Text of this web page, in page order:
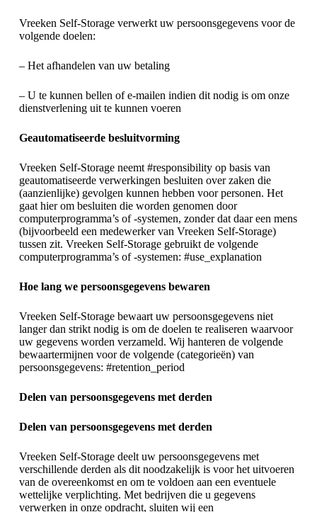
Vreeken Self-Storage verwerkt uw persoonsgegevens voor de
volgende doelen:
– Het afhandelen van uw betaling
– U te kunnen bellen of e-mailen indien dit nodig is om onze
dienstverlening uit te kunnen voeren
Geautomatiseerde besluitvorming
Vreeken Self-Storage neemt #responsibility op basis van
geautomatiseerde verwerkingen besluiten over zaken die
(aanzienlijke) gevolgen kunnen hebben voor personen. Het
gaat hier om besluiten die worden genomen door
computerprogramma’s of -systemen, zonder dat daar een mens
(bijvoorbeeld een medewerker van Vreeken Self-Storage)
tussen zit. Vreeken Self-Storage gebruikt de volgende
computerprogramma’s of -systemen: #use_explanation
Hoe lang we persoonsgegevens bewaren
Vreeken Self-Storage bewaart uw persoonsgegevens niet
langer dan strikt nodig is om de doelen te realiseren waarvoor
uw gegevens worden verzameld. Wij hanteren de volgende
bewaartermijnen voor de volgende (categorieën) van
persoonsgegevens: #retention_period
Delen van persoonsgegevens met derden
Delen van persoonsgegevens met derden
Vreeken Self-Storage deelt uw persoonsgegevens met
verschillende derden als dit noodzakelijk is voor het uitvoeren
van de overeenkomst en om te voldoen aan een eventuele
wettelijke verplichting. Met bedrijven die u gegevens
verwerken in onze opdracht, sluiten wij een